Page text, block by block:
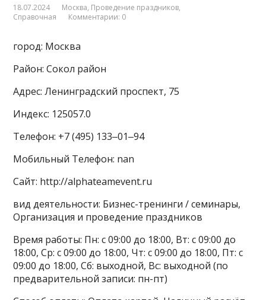
18.07.2024 Москва, Проведение праздников,
Справочная
Комментарии: 0
город: Москва
Район: Сокол район
Адрес: Ленинградский проспект, 75
Индекс: 125057.0
Телефон: +7 (495) 133‒01‒94
Мобильный Телефон: nan
Сайт: http://alphateamevent.ru
вид деятельности: Бизнес-тренинги / семинары,
Организация и проведение праздников
Время работы: Пн: с 09:00 до 18:00, Вт: с 09:00 до
18:00, Ср: с 09:00 до 18:00, Чт: с 09:00 до 18:00, Пт: с
09:00 до 18:00, Сб: выходной, Вс: выходной (по
предварительной записи: пн-пт)